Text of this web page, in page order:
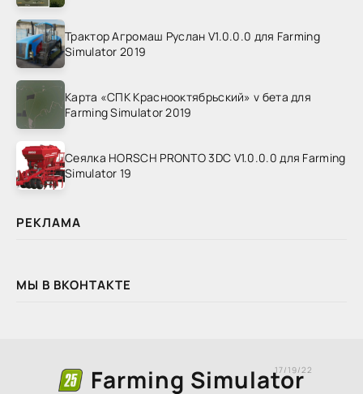
Трактор Агромаш Руслан V1.0.0.0 для Farming
Simulator 2019
Карта «СПК Краснооктябрьский» v бета для
Farming Simulator 2019
Сеялка HORSCH PRONTO 3DC V1.0.0.0 для Farming
Simulator 19
РЕКЛАМА
МЫ В ВКОНТАКТЕ
Farming Simulator
17/19/22